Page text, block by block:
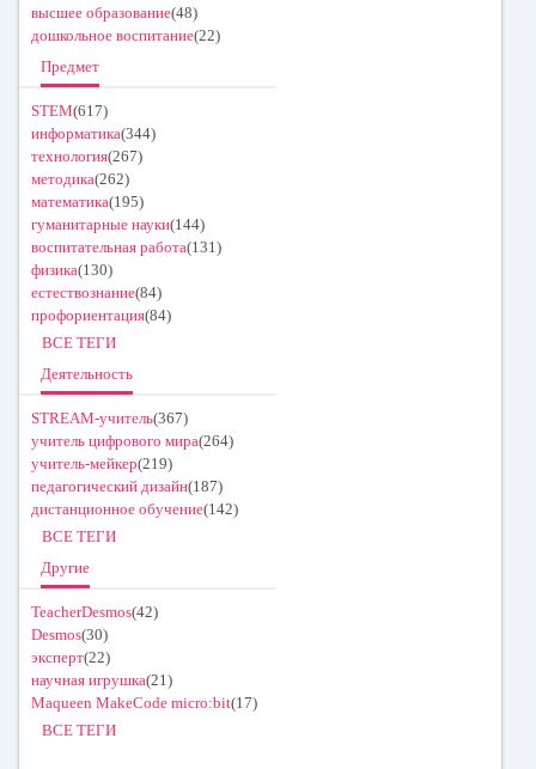
высшее образование(48)
дошкольное воспитание(22)
Предмет
STEM(617)
информатика(344)
технология(267)
методика(262)
математика(195)
гуманитарные науки(144)
воспитательная работа(131)
физика(130)
естествознание(84)
профориентация(84)
ВСЕ ТЕГИ
Деятельность
STREAM-учитель(367)
учитель цифрового мира(264)
учитель-мейкер(219)
педагогический дизайн(187)
дистанционное обучение(142)
ВСЕ ТЕГИ
Другие
TeacherDesmos(42)
Desmos(30)
эксперт(22)
научная игрушка(21)
Maqueen MakeCode micro:bit(17)
ВСЕ ТЕГИ